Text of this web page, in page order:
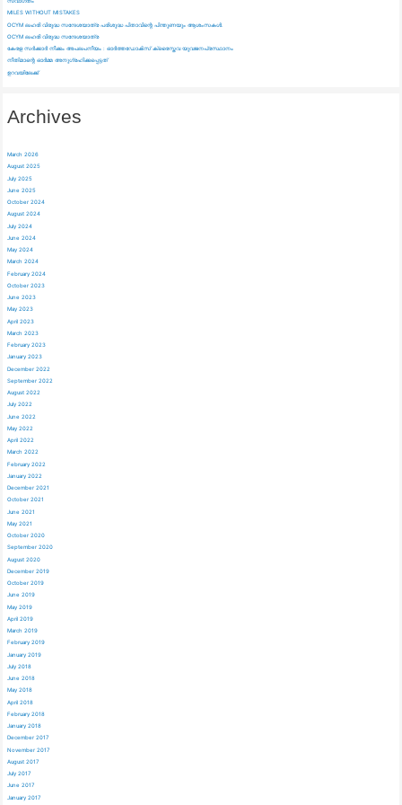
MILES WITHOUT MISTAKES
OCYM ലഹരി വിരുദ്ധ സന്ദേശയാത്ര പരിശുദ്ധ പിതാവിന്റെ പിന്തുണയും ആശംസകൾ.
OCYM ലഹരി വിരുദ്ധ സന്ദേശയാത്ര
കേരള സർക്കാർ നീക്കം അപലപനീയം : ഓർത്തഡോൿസ്‌ ക്രൈസ്തവ യുവജനപ്രസ്ഥാനം
നീതിമാന്റെ ഓർമ്മ അനുഗ്രഹിക്കപ്പെട്ടത്
ഉറവയിലേക്ക്
Archives
March 2026
August 2025
July 2025
June 2025
October 2024
August 2024
July 2024
June 2024
May 2024
March 2024
February 2024
October 2023
June 2023
May 2023
April 2023
March 2023
February 2023
January 2023
December 2022
September 2022
August 2022
July 2022
June 2022
May 2022
April 2022
March 2022
February 2022
January 2022
December 2021
October 2021
June 2021
May 2021
October 2020
September 2020
August 2020
December 2019
October 2019
June 2019
May 2019
April 2019
March 2019
February 2019
January 2019
July 2018
June 2018
May 2018
April 2018
February 2018
January 2018
December 2017
November 2017
August 2017
July 2017
June 2017
January 2017